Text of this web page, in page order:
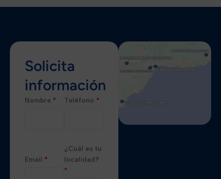
Solicita
información
Nombre * Teléfono *
Email *
¿Cuál es tu
localidad?
*